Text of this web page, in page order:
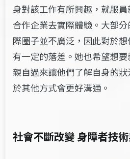
身對該工作有所興趣，就服
合作企業去實際體驗。大部
際圈子並不廣泛，因此對於
有一定的落差。她也希望想
親自過來讓他們了解自身的
於其他方式會更好溝通。
社會不斷改變身障者技